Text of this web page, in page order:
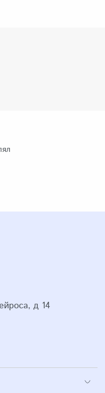
визита. Доставка
Яндекс-доставку или
корневой
д 14